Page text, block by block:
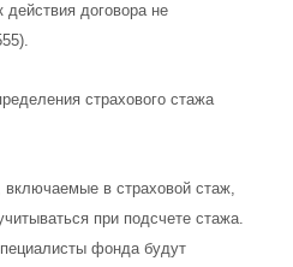
договора не
страхового стажа
в страховой стаж,
при подсчете стажа.
фонда будут